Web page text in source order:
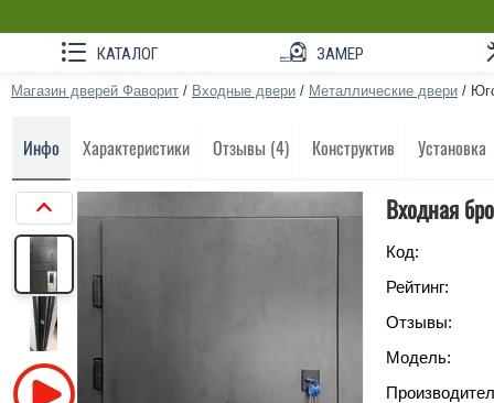
КАТАЛОГ ЗАМЕР
Магазин дверей Фаворит / Входные двери / Металлические двери /
Инфо Характеристики Отзывы (4) Конструктив Установка
Входная
Код:
Рейтинг:
Отзывы:
Модель: